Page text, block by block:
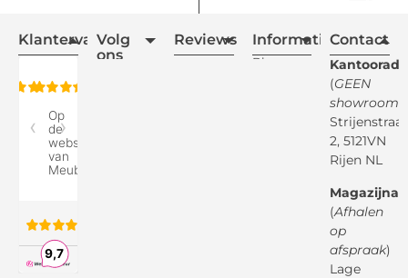
Klantervaring
Volg
ons
Reviews Informatie
Blogs
Retourvoorwaarden
Betaalmethodes
Montageservice
Contact
(GEEN
showroom
Strijenstraat
2, 5121VN
Rijen NL
(Afhalen
op
afspraak)
Lage